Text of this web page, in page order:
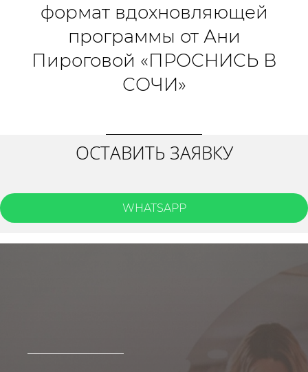
формат вдохновляющей
программы от Ани
Пироговой «ПРОСНИСЬ В
СОЧИ»
ОСТАВИТЬ ЗАЯВКУ
WHATSAPP